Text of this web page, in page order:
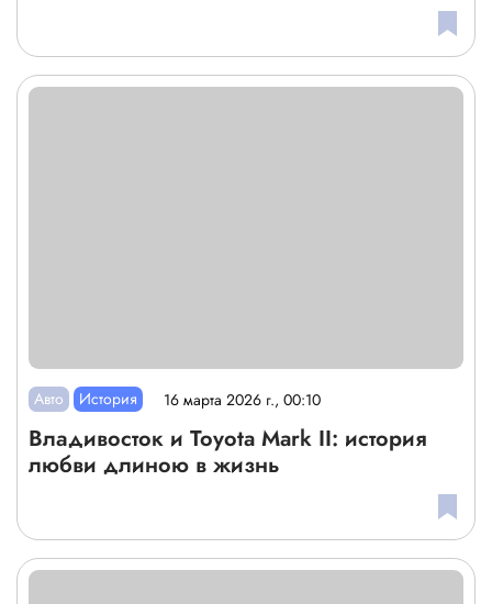
Авто История 16 марта 2026 г., 00:10
Владивосток и Toyota Mark II: история
любви длиною в жизнь